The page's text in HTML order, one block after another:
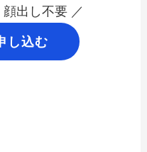
出し不要 ／
し込む